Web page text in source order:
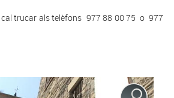
cal trucar als telèfons 977 88 00 75 o 977